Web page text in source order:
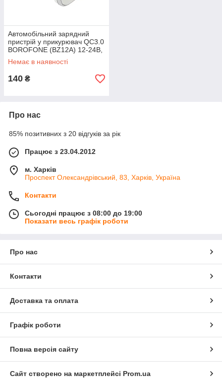
Автомобільний зарядний
пристрій у прикурювач QC3.0
BOROFONE (BZ12A) 12-24В,
18W/3A
Немає в наявності
140 ₴
Про нас
85% позитивних з 20 відгуків за рік
Працює з 23.04.2012
м. Харків
Проспект Олександрівський, 83, Харків, Україна
Контакти
Сьогодні працює з 08:00 до 19:00
Показати весь графік роботи
Про нас
Контакти
Доставка та оплата
Графік роботи
Повна версія сайту
Сайт створено на маркетплейсі Prom.ua